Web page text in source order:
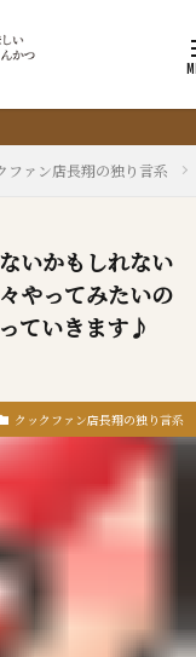
ファン店長翔の独り言系
いかもしれない
やってみたいの
ていきます♪
クックファン店長翔の独り言系